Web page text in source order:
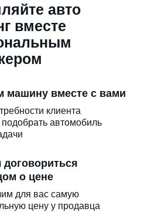
о цене
для вас самую
цену у продавца
машину вместе с вами
клиента
автомобиль
авто
вместе